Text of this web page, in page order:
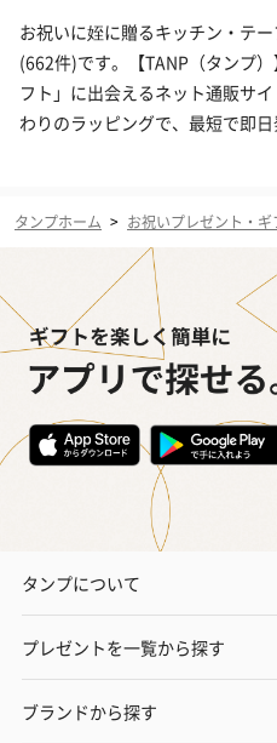
お祝いに姪に贈るキッチン・テ
(662件)です。【TANP（タンプ
フト」に出会えるネット通販サ
わりのラッピングで、最短で即
タンプホーム > お祝いプレゼント・ギ
タンプについて
プレゼントを一覧から探す
ブランドから探す